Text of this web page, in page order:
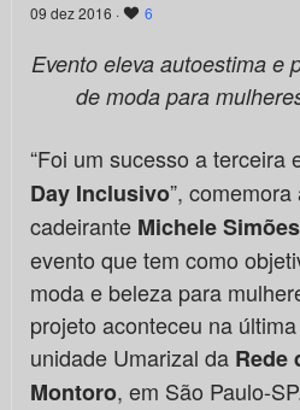
09 dez 2016 · 6
Evento eleva autoestima e
de moda para
“Foi um sucesso a terceira
Day Inclusivo”,
cadeirante Michele Simões
evento que tem como
moda e beleza para
projeto aconteceu na
unidade Umarizal da Rede
Montoro, em São Paulo-